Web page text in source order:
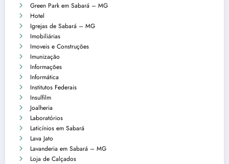
Green Park em Sabará – MG
Hotel
Igrejas de Sabará – MG
Imobiliárias
Imoveis e Construções
Imunização
Informações
Informática
Institutos Federais
Insulfilm
Joalheria
Laboratórios
Laticínios em Sabará
Lava Jato
Lavanderia em Sabará – MG
Loja de Calçados